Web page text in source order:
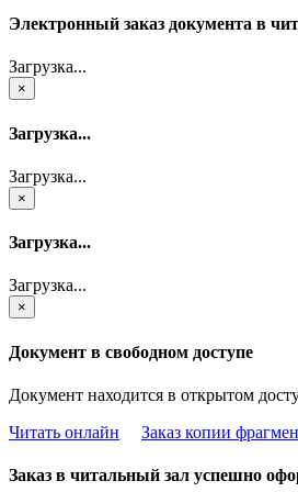
Электронный заказ документа в
Загрузка...
×
Загрузка...
Загрузка...
×
Загрузка...
Загрузка...
×
Документ в свободном доступе
Документ находится в открытом
Читать онлайн
Заказ копии
Заказ в читальный зал успешно